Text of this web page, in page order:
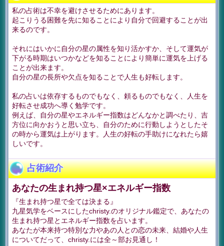
私の占術は不幸を避けさせるためにあります。
起こりうる困難を先に知ることにより自分で回避することが出
来るのです。
それにはいかに自分の星の属性を知り活かすか、そして運気が
下がる時期はいつかなどを知ることにより簡単に運気を上げる
ことが出来ます。
自分の星の長所や欠点を知ることで人生も好転します。
私の占いは依存するものでもなく、頼るものでもなく、人生を
好転させ成功へ導く勉学です。
例えば、自分の星やエネルギー指数はどんなかと調べたり、吉
方位に向かおうと思い立ち、自分のために行動しようとしたそ
の時から運気は上がります。人生の好転の手助けになれたら嬉
しいです。
占術紹介
あなたの生まれ持つ星×エネルギー指数
『生まれ持つ星で全ては決まる』
九星気学をベースにしたchristy.のオリジナル鑑定で、あなたの
生まれ持つ星とエネルギー指数を占います。
あなたが本来持つ特別な力やあの人との恋の未来、結婚や人生
についてだって、christy.には全～部お見通し！